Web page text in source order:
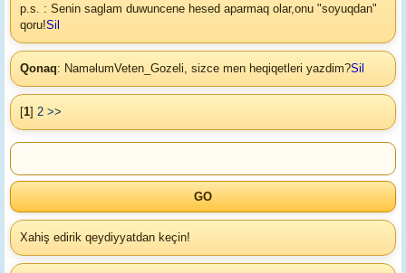
p.s. : Senin saglam duwuncene hesed aparmaq olar,onu "soyuqdan"
qoru!Sil
Qonaq: NaməlumVeten_Gozeli, sizce men heqiqetleri yazdim?Sil
[1] 2 >>
Xahiş edirik qeydiyyatdan keçin!